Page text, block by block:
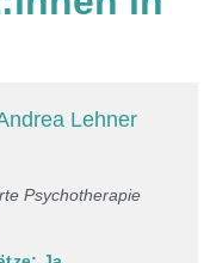
Lehner
Psychotherapie